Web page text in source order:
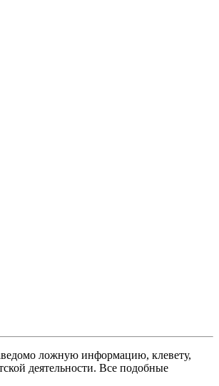
ложную информацию, клевету,
деятельности. Все подобные